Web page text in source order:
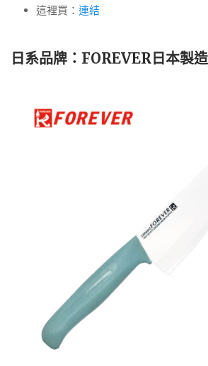
這裡買： 連結
日系品牌： FOREVER日本製